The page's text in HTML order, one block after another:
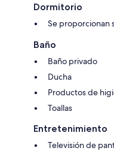
Dormitorio
Se proporcionan
Baño
Baño privado
Ducha
Productos de
Toallas
Entretenimiento
Televisión de